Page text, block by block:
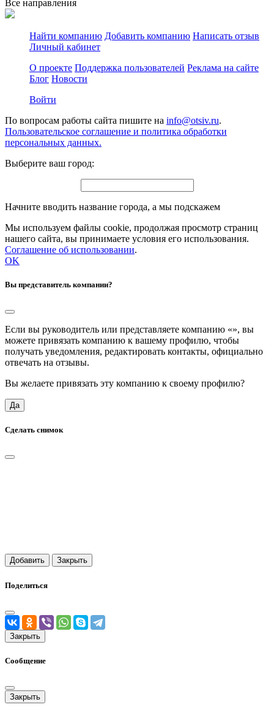
Все направления
Найти компанию Добавить компанию Написать отзыв
Личный кабинет
О проекте Поддержка пользователей Реклама на сайте
Блог Новости
Войти
По вопросам работы сайта пишите на info@otsiv.ru.
Пользовательское соглашение и политика обработки
персональных данных.
Выберите ваш город:
Начните вводить название города, а мы подскажем
Мы используем файлы cookie, продолжая просмотр страниц
нашего сайта, вы принимаете условия его использования.
Соглашение об использовании.
OK
Вы представитель компании?
Если вы руководитель или представляете компанию «», вы
можете привязать компанию к вашему профилю, чтобы
получать уведомления, редактировать контакты, официально
отвечать на отзывы.
Вы желаете привязать эту компанию к своему профилю?
Да
Сделать снимок
Добавить Закрыть
Поделиться
Закрыть
Сообщение
Закрыть